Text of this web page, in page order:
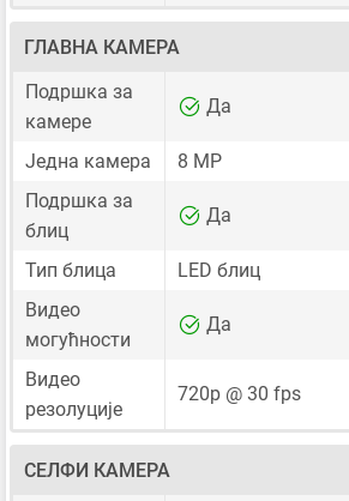
ГЛАВНА КАМЕРА
Подршка за
камере
Да
Једна камера
8 MP
Подршка за
блиц
Да
Тип блица
LED блиц
Видео
могућности
Да
Видео
резолуције
720p @ 30 fps
СЕЛФИ КАМЕРА